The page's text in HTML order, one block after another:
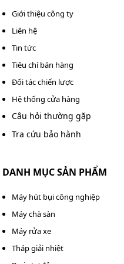
Barrier Came G4000
Trạm thu phí: Tăng
góp phần đảm bảo
vượt trạm.
Khu dân cư, khu đô
dân và khách ra vào,
Giới thiệu công ty
Liên hệ
Tin tức
Tiêu chí bán hàng
Đối tác chiến lược
Hệ thống cửa hàng
Câu hỏi thường gặp
Tra cứu bảo hành
DANH MỤC SẢN PHẨM
Máy hút bụi công nghiệp
Máy chà sàn
Máy rửa xe
Tháp giải nhiệt